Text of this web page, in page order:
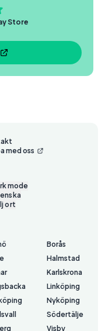
Store
med oss
mode
ort
Borås
Halmstad
Karlskrona
Linköping
Nyköping
Södertälje
Visby